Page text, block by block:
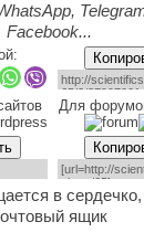
Facebook...
Для